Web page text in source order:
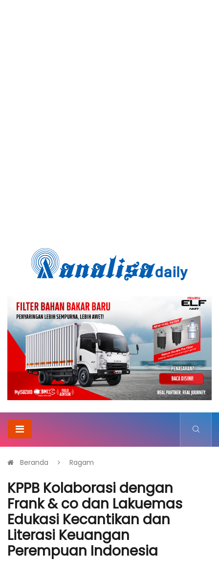
Beranda Ragam
KPPB Kolaborasi dengan
Frank & co dan Lakuemas
Edukasi Kecantikan dan
Literasi Keuangan
Perempuan Indonesia